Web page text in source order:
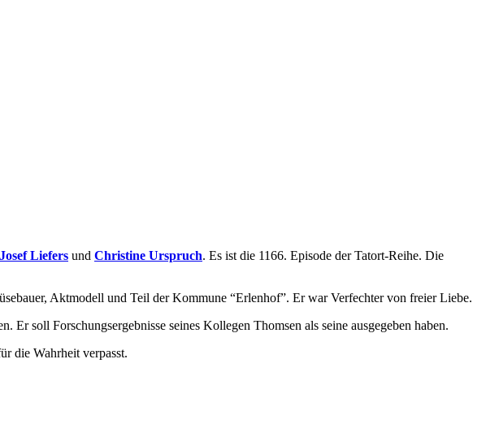
Liefers und Christine Urspruch. Es ist die 1166. Episode der Tatort-Reihe. Die
Aktmodell und Teil der Kommune “Erlenhof”. Er war Verfechter von freier Liebe.
soll Forschungsergebnisse seines Kollegen Thomsen als seine ausgegeben haben.
die Wahrheit verpasst.